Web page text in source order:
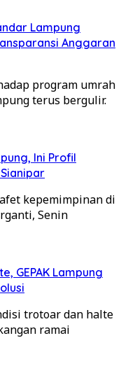
Lampung
Anggaran
program umrah
terus bergulir.
Ini Profil
kepemimpinan di
Senin
GEPAK Lampung
trotoar dan halte
ramai